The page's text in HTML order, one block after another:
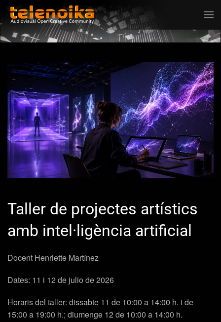
Ir al contenido principal
Taller de projectes artístics
amb intel·ligència artificial
Docent Henriette Martínez
Dates: 11 i 12 de julio de 2026
Horaris del taller: dissabte 11 de 10:00 a 14:00 h. i de
15:00 a 19:00 h.; diumenge 12 de 10:00 a 14:00 h.